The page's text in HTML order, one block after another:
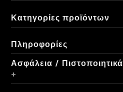
Κατηγορίες προϊόντων
Πληροφορίες
Ασφάλεια / Πιστοποιητικά
+